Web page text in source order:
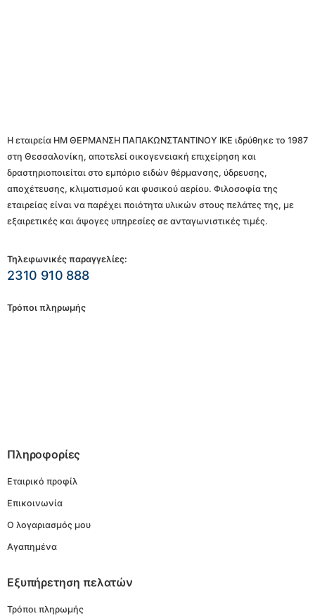
Η εταιρεία ΗΜ ΘΕΡΜΑΝΣΗ ΠΑΠΑΚΩΝΣΤΑΝΤΙΝΟΥ ΙΚΕ ιδρύθηκε το 1987
στη Θεσσαλονίκη, αποτελεί οικογενειακή επιχείρηση και
δραστηριοποιείται στο εμπόριο ειδών θέρμανσης, ύδρευσης,
αποχέτευσης, κλιματισμού και φυσικού αερίου. Φιλοσοφία της
εταιρείας είναι να παρέχει ποιότητα υλικών στους πελάτες της, με
εξαιρετικές και άψογες υπηρεσίες σε ανταγωνιστικές τιμές.
Τηλεφωνικές παραγγελίες:
2310 910 888
Τρόποι πληρωμής
Πληροφορίες
Εταιρικό προφίλ
Επικοινωνία
Ο λογαριασμός μου
Αγαπημένα
Εξυπήρετηση πελατών
Τρόποι πληρωμής